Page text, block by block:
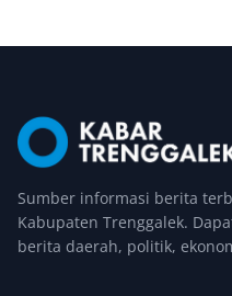
Sumber informasi berita
Kabupaten Trenggalek.
berita daerah, politik,